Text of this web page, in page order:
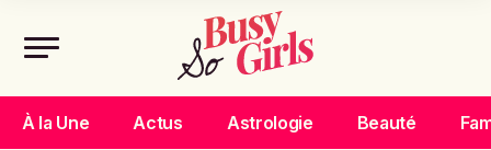
À la Une Actus Astrologie Beauté